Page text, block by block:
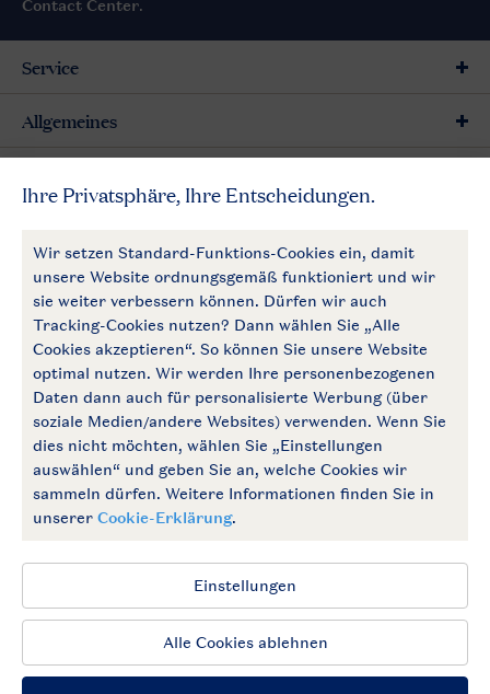
Contact Center.
Follow Us
facebookinstagram
Zum Newsletter anmelden
Service
Allgemeines